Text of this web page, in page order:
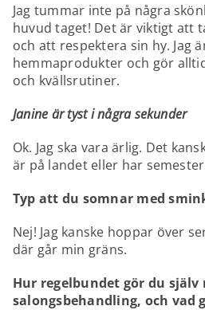
Jag tummar inte på några
huvud taget! Det är viktigt att
och att respektera sin hy. Jag
hemmaprodukter och gör
och kvällsrutiner.
Janine är tyst i några sekunder
Ok. Jag ska vara ärlig. Det
är på landet eller har
Typ att du somnar med
Nej! Jag kanske hoppar över
där går min gräns.
Hur regelbundet gör du själv
salongsbehandling, och vad